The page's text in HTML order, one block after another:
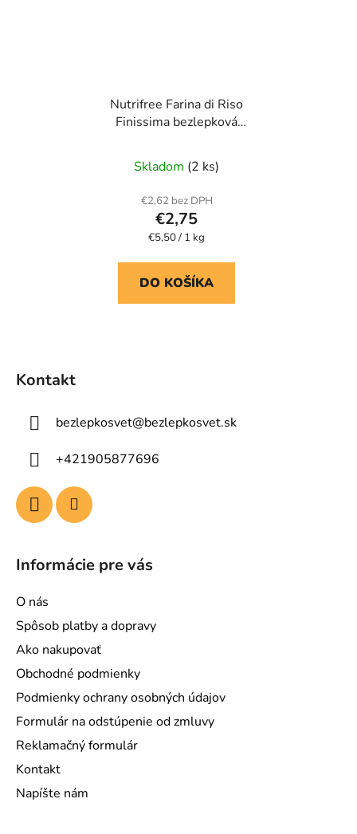
Nutrifree Farina di Riso
Finissima bezlepková
Skladom (2 ks)
€2,62 bez DPH
€2,75
Jednotková
€5,50 / 1 kg
DO KOŠÍKA
Kontakt
bezlepkosvet@bezlepkosvet.sk
+421905877696
Informácie pre vás
O nás
Spôsob platby a dopravy
Ako nakupovať
Obchodné podmienky
Podmienky ochrany osobných údajov
Formulár na odstúpenie od zmluvy
Reklamačný formulár
Kontakt
Napíšte nám